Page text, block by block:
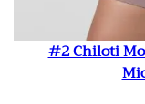
#2 Chiloti